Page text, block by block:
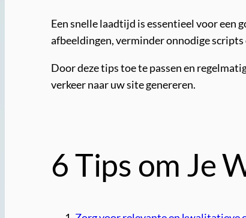
Een snelle laadtijd is essentieel voor een
afbeeldingen, verminder onnodige
Door deze tips toe te passen en
verkeer naar uw site genereren.
6 Tips om Je